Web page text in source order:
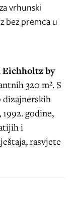
vrhunski
bez premca u
Eichholtz by
320 m². S
godine,
i
rasvjete